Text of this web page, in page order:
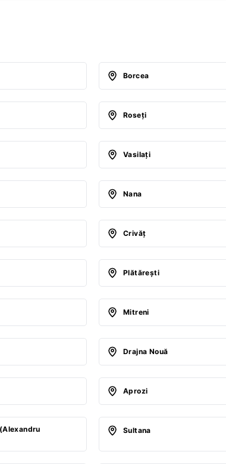
Borcea
Roseţi
Vasilaţi
Nana
Crivăţ
Plătăreşti
Mitreni
Drajna Nouă
Aprozi
Sultana